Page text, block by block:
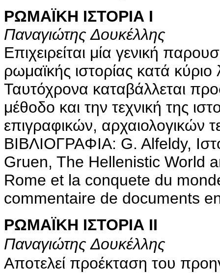
ΡΩΜΑΪΚΗ ΙΣΤΟΡΙΑ I
Παναγιώτης Δουκέλλης
Επιχειρείται μία γενική
ρωμαϊκής ιστορίας κατά
Ταυτόχρονα καταβάλλεται
μέθοδο και την τεχνική της
επιγραφικών, αρχαιολογικών
BIBΛIOΓPAΦIA: G. Alfeldy,
Gruen, The Hellenistic World
Rome et la conquete du
commentaire de documents
ΡΩΜΑΪΚΗ ΙΣΤΟΡΙΑ ΙΙ
Παναγιώτης Δουκέλλης
Αποτελεί προέκταση του